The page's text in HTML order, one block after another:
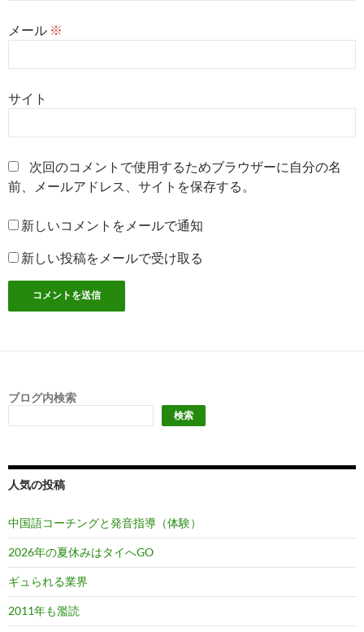
メール ※
サイト
次回のコメントで使用するためブラウザーに自分の名
前、メールアドレス、サイトを保存する。
新しいコメントをメールで通知
新しい投稿をメールで受け取る
ブログ内検索
検索
人気の投稿
中国語コーチングと発音指導（体験）
2026年の夏休みはタイへGO
ギュられる業界
2011年も濫読